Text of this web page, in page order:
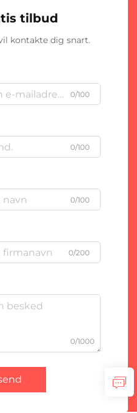
tilbud
kontakte dig snart.
0/100
0/100
0/100
0/200
0/1000